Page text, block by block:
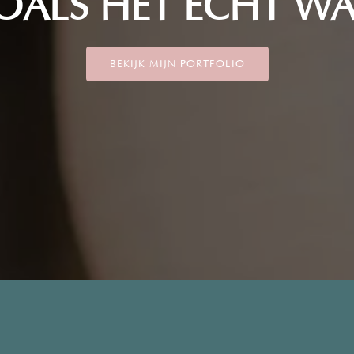
BEKIJK MIJN PORTFOLIO